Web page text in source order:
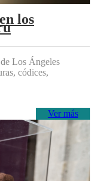
los
Los Ángeles
códices,
Ver más